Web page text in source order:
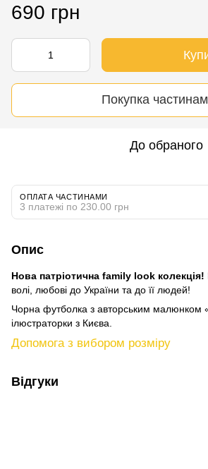
690 грн
Покупка
До обраного
ОПЛАТА ЧАСТИНАМИ
3 платежі по 230.00 грн
Опис
Нова патріотична family look колекція!
волі, любові до України та до її людей!
Чорна футболка з авторським малюнком
ілюстраторки з Києва.
Допомога з вибором розміру
Відгуки